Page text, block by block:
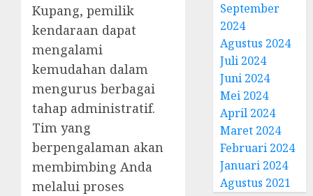
Kupang, pemilik
kendaraan dapat
mengalami
kemudahan dalam
mengurus berbagai
tahap administratif.
Tim yang
berpengalaman akan
membimbing Anda
melalui proses
September
2024
Agustus 2024
Juli 2024
Juni 2024
Mei 2024
April 2024
Maret 2024
Februari 2024
Januari 2024
Agustus 2021